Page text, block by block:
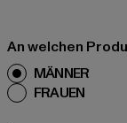
An welchen
MÄNNER
FRAUEN